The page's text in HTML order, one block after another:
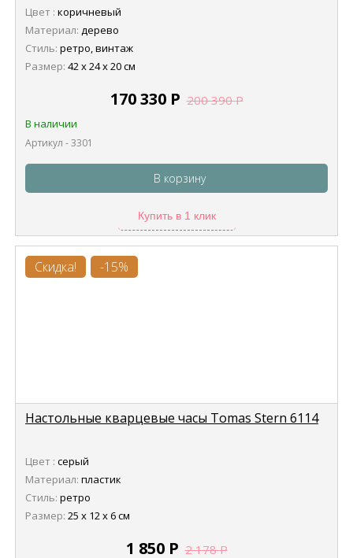
Цвет : коричневый
Материал: дерево
Стиль: ретро, винтаж
Размер: 42 х 24 х 20 см
170 330 Р 200 390Р
В наличии
Артикул - 3301
В корзину
Купить в 1 клик
Скидка! -15%
Настольные кварцевые часы Tomas Stern 6114
Цвет : серый
Материал: пластик
Стиль: ретро
Размер: 25 х 12 х 6 см
1 850 Р 2 178Р